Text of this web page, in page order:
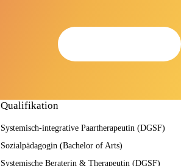
Qualifikation
Systemisch-integrative Paartherapeutin (DGSF)
Sozialpädagogin (Bachelor of Arts)
Systemische Beraterin & Therapeutin (DGSF)